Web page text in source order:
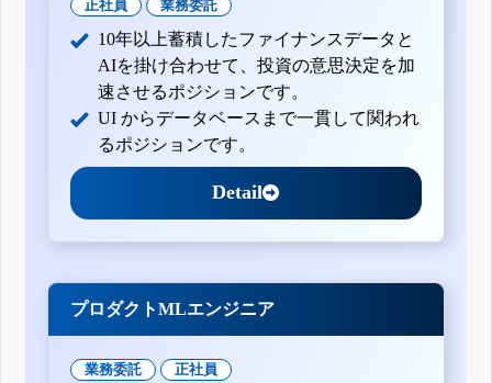
正社員 業務委託
10年以上蓄積したファイナンスデータと
AIを掛け合わせて、投資の意思決定を加
速させるポジションです。
UI からデータベースまで一貫して関われ
るポジションです。
Detail
プロダクトMLエンジニア
業務委託 正社員